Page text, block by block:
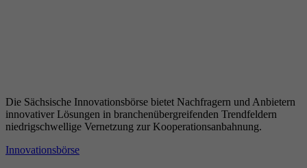
Die Sächsische Innovationsbörse bietet Nachfragern und Anbietern
innovativer Lösungen in branchenübergreifenden Trendfeldern
niedrigschwellige Vernetzung zur Kooperationsanbahnung.
Innovationsbörse